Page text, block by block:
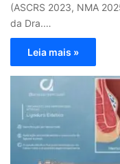
(ASCRS 2023, NMA
da Dra.…
Leia mais »